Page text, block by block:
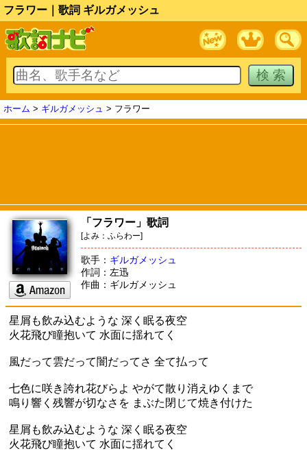
フラワー｜歌詞 ギルガメッシュ
ホーム > ギルガメッシュ > フラワー
「フラワー」歌詞
[よみ：ふらわー]
歌手： ギルガメッシュ
作詞：左迅
作曲：ギルガメッシュ
星屑も飲み込むような 深く眠る夜空
火花飛び瞳抱いて 水面に揺れてく
風だって雲だって闇だってさ 全て払って
七色に咲き誇れ花びらよ やがて散り消えゆくまで
鳴り響く残響が切なさを まぶた閉じて焼き付けた
星屑も飲み込むような 深く眠る夜空
火花飛び瞳抱いて 水面に揺れてく